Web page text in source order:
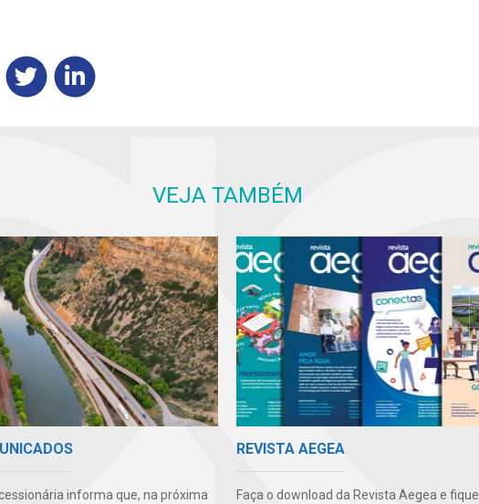
VEJA TAMBÉM
informa que, na próxima
REVISTA AEGEA
Faça o download da Revista Aegea e fique